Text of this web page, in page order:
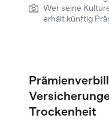
Wer seine
erhält künftig
Trockenheit